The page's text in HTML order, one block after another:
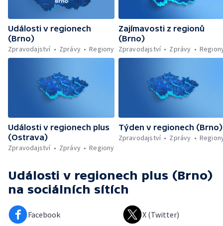
Události v regionech
(Brno)
Zpravodajství
Zprávy Regiony
Zajímavosti z regionů
(Brno)
Zpravodajství
Zprávy
Události v regionech plus
(Ostrava)
Zpravodajství
Zprávy Regiony
Týden v regionech (Brno)
Zpravodajství
Zprávy
Události v regionech plus (Brno)
na sociálních sítích
Facebook X (Twitter)